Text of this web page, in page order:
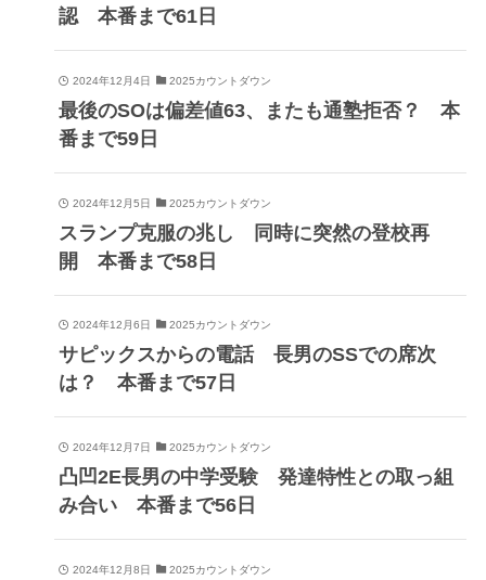
認 本番まで61日
2024年12月4日 2025カウントダウン
最後のSOは偏差値63、またも通塾拒否？ 本
番まで59日
2024年12月5日 2025カウントダウン
スランプ克服の兆し 同時に突然の登校再
開 本番まで58日
2024年12月6日 2025カウントダウン
サピックスからの電話 長男のSSでの席次
は？ 本番まで57日
2024年12月7日 2025カウントダウン
凸凹2E長男の中学受験 発達特性との取っ組
み合い 本番まで56日
2024年12月8日 2025カウントダウン